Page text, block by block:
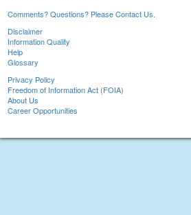
Comments? Questions? Please Contact Us.
Disclaimer
Information Quality
Help
Glossary
Privacy Policy
Freedom of Information Act (FOIA)
About Us
Career Opportunities